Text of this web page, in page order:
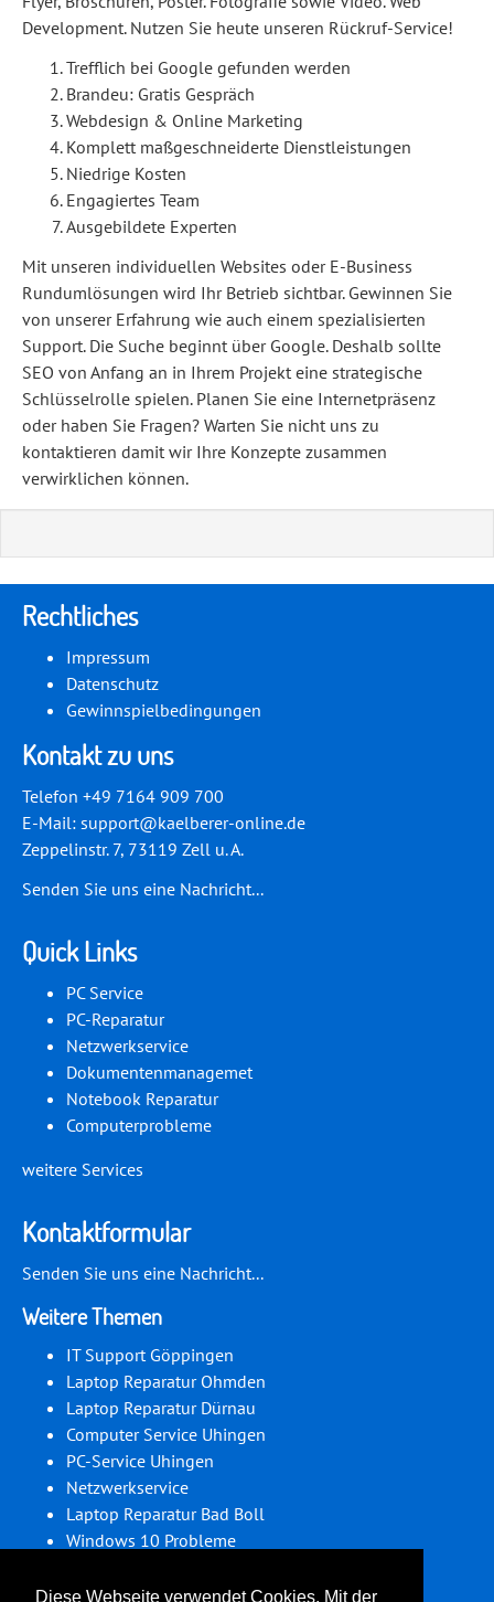
Diese Webseite verwendet Cookies. Mit der
Development. Nutzen Sie heute unseren Rückruf-Service!
Trefflich bei Google gefunden werden
Brandeu: Gratis Gespräch
Webdesign & Online Marketing
Komplett maßgeschneiderte Dienstleistungen
Niedrige Kosten
Engagiertes Team
Ausgebildete Experten
Mit unseren individuellen Websites oder E-Business
Rundumlösungen wird Ihr Betrieb sichtbar. Gewinnen Sie
von unserer Erfahrung wie auch einem spezialisierten
Support. Die Suche beginnt über Google. Deshalb sollte
SEO von Anfang an in Ihrem Projekt eine strategische
Schlüsselrolle spielen. Planen Sie eine Internetpräsenz
oder haben Sie Fragen? Warten Sie nicht uns zu
kontaktieren damit wir Ihre Konzepte zusammen
verwirklichen können.
Rechtliches
Impressum
Datenschutz
Gewinnspielbedingungen
Kontakt zu uns
Telefon +49 7164 909 700
E-Mail: support@kaelberer-online.de
Zeppelinstr. 7, 73119 Zell u. A.
Senden Sie uns eine Nachricht...
Quick Links
PC Service
PC-Reparatur
Netzwerkservice
Dokumentenmanagemet
Notebook Reparatur
Computerprobleme
weitere Services
Kontaktformular
Senden Sie uns eine Nachricht...
Weitere Themen
IT Support Göppingen
Laptop Reparatur Ohmden
Laptop Reparatur Dürnau
Computer Service Uhingen
PC-Service Uhingen
Netzwerkservice
Laptop Reparatur Bad Boll
Windows 10 Probleme
PC-Service Börtlingen